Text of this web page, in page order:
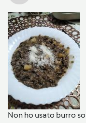
Non ho usato burro